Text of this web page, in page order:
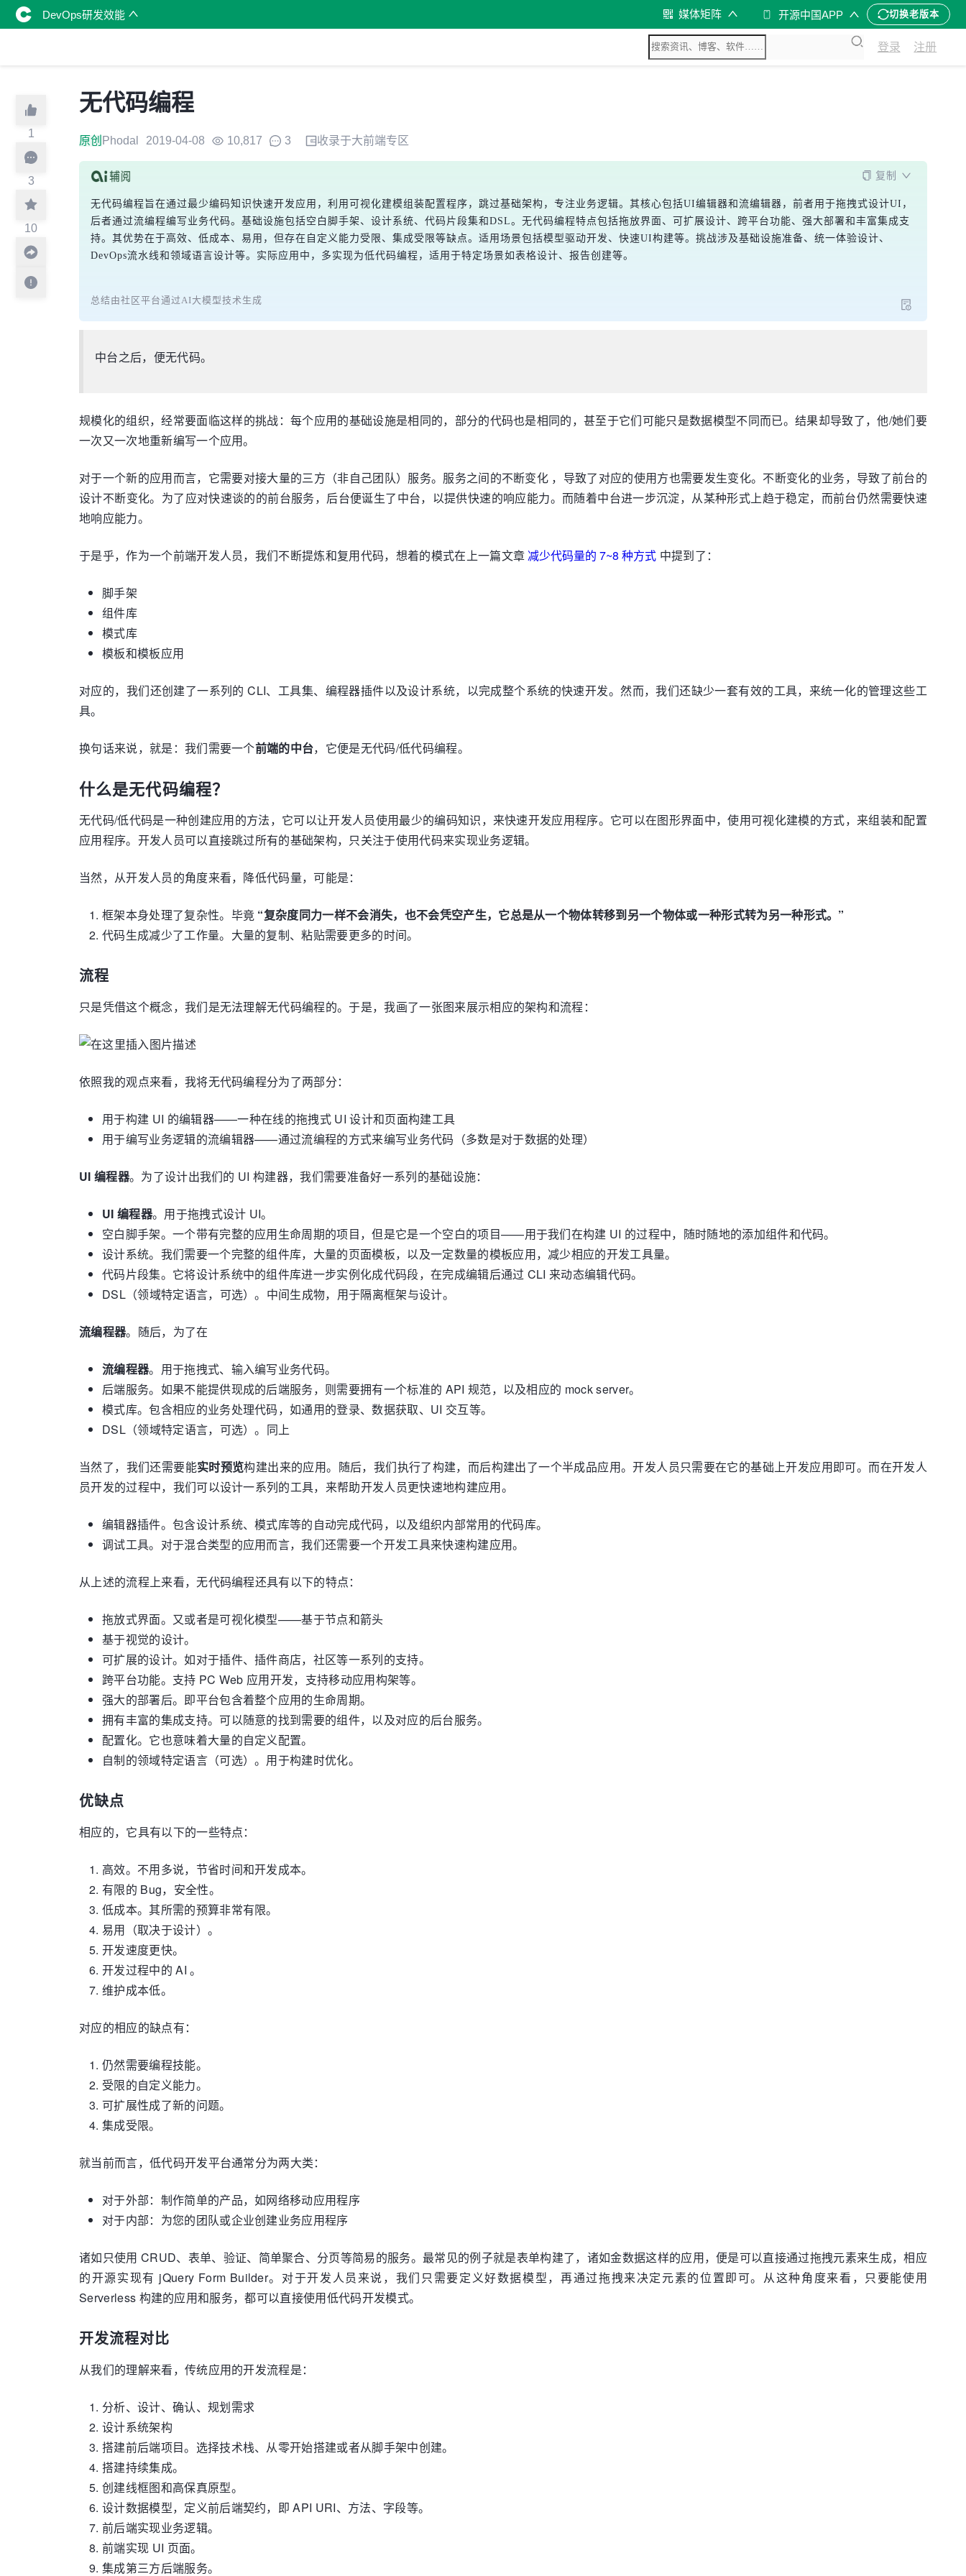
DevOps研发效能 媒体矩阵 开源中国APP 切换老版本
登录 注册
1
3
10
无代码编程
原创 Phodal 2019-04-08 10,817 3 收录于大前端专区
复制
无代码编程旨在通过最少编码知识快速开发应用，利用可视化建模组装配置程序，跳过基础架构，专注业务逻辑。其核心包括UI编辑器和流编辑器，前者用于拖拽式设计UI，
后者通过流编程编写业务代码。基础设施包括空白脚手架、设计系统、代码片段集和DSL。无代码编程特点包括拖放界面、可扩展设计、跨平台功能、强大部署和丰富集成支
持。其优势在于高效、低成本、易用，但存在自定义能力受限、集成受限等缺点。适用场景包括模型驱动开发、快速UI构建等。挑战涉及基础设施准备、统一体验设计、
DevOps流水线和领域语言设计等。实际应用中，多实现为低代码编程，适用于特定场景如表格设计、报告创建等。
总结由社区平台通过AI大模型技术生成
中台之后，便无代码。
规模化的组织，经常要面临这样的挑战：每个应用的基础设施是相同的，部分的代码也是相同的，甚至于它们可能只是数据模型不同而已。结果却导致了，他/她们要
一次又一次地重新编写一个应用。
对于一个新的应用而言，它需要对接大量的三方（非自己团队）服务。服务之间的不断变化 ，导致了对应的使用方也需要发生变化。不断变化的业务，导致了前台的
设计不断变化。为了应对快速谈的的前台服务，后台便诞生了中台，以提供快速的响应能力。而随着中台进一步沉淀，从某种形式上趋于稳定，而前台仍然需要快速
地响应能力。
于是乎，作为一个前端开发人员，我们不断提炼和复用代码，想着的模式在上一篇文章 减少代码量的 7~8 种方式 中提到了：
脚手架
组件库
模式库
模板和模板应用
对应的，我们还创建了一系列的 CLI、工具集、编程器插件以及设计系统，以完成整个系统的快速开发。然而，我们还缺少一套有效的工具，来统一化的管理这些工
具。
换句话来说，就是：我们需要一个前端的中台，它便是无代码/低代码编程。
什么是无代码编程？
无代码/低代码是一种创建应用的方法，它可以让开发人员使用最少的编码知识，来快速开发应用程序。它可以在图形界面中，使用可视化建模的方式，来组装和配置
应用程序。开发人员可以直接跳过所有的基础架构，只关注于使用代码来实现业务逻辑。
当然，从开发人员的角度来看，降低代码量，可能是：
框架本身处理了复杂性。毕竟 “复杂度同力一样不会消失，也不会凭空产生，它总是从一个物体转移到另一个物体或一种形式转为另一种形式。”
代码生成减少了工作量。大量的复制、粘贴需要更多的时间。
流程
只是凭借这个概念，我们是无法理解无代码编程的。于是，我画了一张图来展示相应的架构和流程：
依照我的观点来看，我将无代码编程分为了两部分：
用于构建 UI 的编辑器——一种在线的拖拽式 UI 设计和页面构建工具
用于编写业务逻辑的流编辑器——通过流编程的方式来编写业务代码（多数是对于数据的处理）
UI 编程器。为了设计出我们的 UI 构建器，我们需要准备好一系列的基础设施：
UI 编程器。用于拖拽式设计 UI。
空白脚手架。一个带有完整的应用生命周期的项目，但是它是一个空白的项目——用于我们在构建 UI 的过程中，随时随地的添加组件和代码。
设计系统。我们需要一个完整的组件库，大量的页面模板，以及一定数量的模板应用，减少相应的开发工具量。
代码片段集。它将设计系统中的组件库进一步实例化成代码段，在完成编辑后通过 CLI 来动态编辑代码。
DSL（领域特定语言，可选）。中间生成物，用于隔离框架与设计。
流编程器。随后，为了在
流编程器。用于拖拽式、输入编写业务代码。
后端服务。如果不能提供现成的后端服务，则需要拥有一个标准的 API 规范，以及相应的 mock server。
模式库。包含相应的业务处理代码，如通用的登录、数据获取、UI 交互等。
DSL（领域特定语言，可选）。同上
当然了，我们还需要能实时预览构建出来的应用。随后，我们执行了构建，而后构建出了一个半成品应用。开发人员只需要在它的基础上开发应用即可。而在开发人
员开发的过程中，我们可以设计一系列的工具，来帮助开发人员更快速地构建应用。
编辑器插件。包含设计系统、模式库等的自动完成代码，以及组织内部常用的代码库。
调试工具。对于混合类型的应用而言，我们还需要一个开发工具来快速构建应用。
从上述的流程上来看，无代码编程还具有以下的特点：
拖放式界面。又或者是可视化模型——基于节点和箭头
基于视觉的设计。
可扩展的设计。如对于插件、插件商店，社区等一系列的支持。
跨平台功能。支持 PC Web 应用开发，支持移动应用构架等。
强大的部署后。即平台包含着整个应用的生命周期。
拥有丰富的集成支持。可以随意的找到需要的组件，以及对应的后台服务。
配置化。它也意味着大量的自定义配置。
自制的领域特定语言（可选）。用于构建时优化。
优缺点
相应的，它具有以下的一些特点：
高效。不用多说，节省时间和开发成本。
有限的 Bug，安全性。
低成本。其所需的预算非常有限。
易用（取决于设计）。
开发速度更快。
开发过程中的 AI 。
维护成本低。
对应的相应的缺点有：
仍然需要编程技能。
受限的自定义能力。
可扩展性成了新的问题。
集成受限。
就当前而言，低代码开发平台通常分为两大类：
对于外部：制作简单的产品，如网络移动应用程序
对于内部：为您的团队或企业创建业务应用程序
诸如只使用 CRUD、表单、验证、简单聚合、分页等简易的服务。最常见的例子就是表单构建了，诸如金数据这样的应用，便是可以直接通过拖拽元素来生成，相应
的开源实现有 jQuery Form Builder。对于开发人员来说，我们只需要定义好数据模型，再通过拖拽来决定元素的位置即可。从这种角度来看，只要能使用
Serverless 构建的应用和服务，都可以直接使用低代码开发模式。
开发流程对比
从我们的理解来看，传统应用的开发流程是：
分析、设计、确认、规划需求
设计系统架构
搭建前后端项目。选择技术栈、从零开始搭建或者从脚手架中创建。
搭建持续集成。
创建线框图和高保真原型。
设计数据模型，定义前后端契约，即 API URI、方法、字段等。
前后端实现业务逻辑。
前端实现 UI 页面。
集成第三方后端服务。